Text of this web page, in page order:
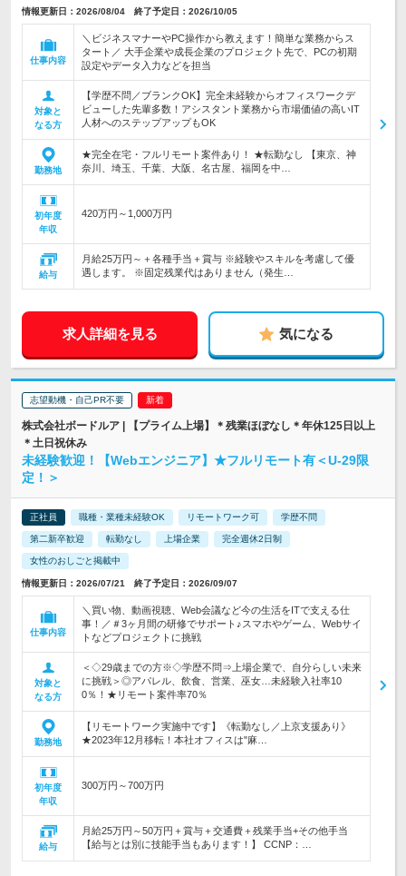
情報更新日：2026/08/04 終了予定日：2026/10/05
仕事内容
＼ビジネスマナーやPC操作から教えます！簡単な業務からス
タート／ 大手企業や成長企業のプロジェクト先で、PCの初期
設定やデータ入力などを担当
対象と
なる方
【学歴不問／ブランクOK】完全未経験からオフィスワークデ
ビューした先輩多数！アシスタント業務から市場価値の高いIT
人材へのステップアップもOK
勤務地
★完全在宅・フルリモート案件あり！ ★転勤なし 【東京、神
奈川、埼玉、千葉、大阪、名古屋、福岡を中…
初年度
年収
420万円～1,000万円
給与
月給25万円～＋各種手当＋賞与 ※経験やスキルを考慮して優
遇します。 ※固定残業代はありません（発生…
求人詳細を見る 気になる
志望動機・自己PR不要
株式会社ボードルア | 【プライム上場】＊残業ほぼなし＊年休125日以上
＊土日祝休み
未経験歓迎！【Webエンジニア】★フルリモート有＜U-29限
定！＞
正社員 職種・業種未経験OK リモートワーク可 学歴不問
第二新卒歓迎 転勤なし 上場企業 完全週休2日制
女性のおしごと掲載中
情報更新日：2026/07/21 終了予定日：2026/09/07
仕事内容
＼買い物、動画視聴、Web会議など今の生活をITで支える仕
事！／＃3ヶ月間の研修でサポート♪スマホやゲーム、Webサイ
トなどプロジェクトに挑戦
対象と
なる方
＜◇29歳までの方※◇学歴不問⇒上場企業で、自分らしい未来
に挑戦＞◎アパレル、飲食、営業、巫女…未経験入社率10
0％！★リモート案件率70％
勤務地
【リモートワーク実施中です】《転勤なし／上京支援あり》
★2023年12月移転！本社オフィスは"麻…
初年度
年収
300万円～700万円
給与
月給25万円～50万円＋賞与＋交通費＋残業手当+その他手当
【給与とは別に技能手当もあります！】 CCNP：…